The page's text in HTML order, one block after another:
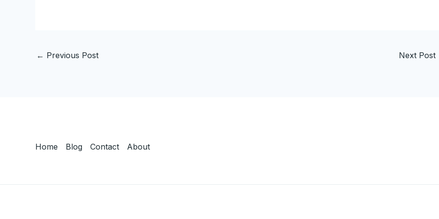
← Previous Post Next Post
Home Blog Contact About